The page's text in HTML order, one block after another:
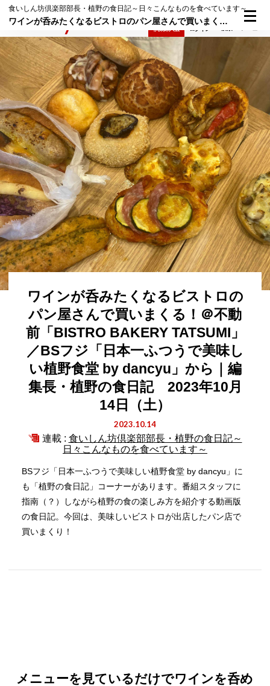
食いしん坊倶楽部部長・植野の食日記～日々こんなものを食べています～
ワインが呑みたくなるビストロのパン屋さんで買いまくる！＠不動前「BISTRO BAKERY TATSUMI」／BSフジ「日本一ふつうで美味しい植野食堂 by dancyu」から｜編集長・植野の食日記 2023年10月14日（土）
ワインが呑みたくなるビストロの
パン屋さんで買いまくる！＠不動
前「BISTRO BAKERY TATSUMI」
／BSフジ「日本一ふつうで美味し
い植野食堂 by dancyu」から｜編
集長・植野の食日記 2023年10月
14日（土）
2023.10.14
連載 : 食いしん坊倶楽部部長・植野の食日記～
日々こんなものを食べています～
BSフジ「日本一ふつうで美味しい植野食堂 by dancyu」に
も「植野の食日記」コーナーがあります。番組スタッフに
指南（？）しながら植野の食の楽しみ方を紹介する動画版
の食日記。今回は、美味しいビストロが出店したパン店で
買いまくり！
メニューを見ているだけでワインを呑め